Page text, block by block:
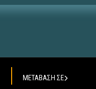
ΜΕΤΑΒΑΣΗ ΣΕ